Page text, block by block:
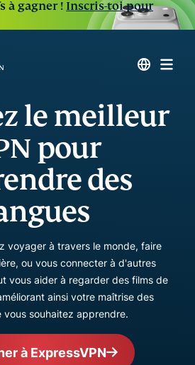
à gagner ! Inscris-toi pour
le meilleur
pour
des
voyager à travers le monde, faire
ou vous connecter à d'autres
vous aider à regarder des films de
ainsi votre maîtrise des
vous souhaitez apprendre.
à ExpressVPN